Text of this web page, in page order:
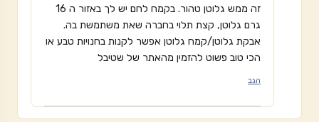
זה ממש גלוטן טהור. בקמח לחם יש לך באזור ה 16
גרם גלוטן, קצת תלוי בחברה שאת משתמשת בה.
אבקת גלוטן/קמח גלוטן אפשר לקנות בחנויות טבע או
הכי טוב פשוט להזמין מהאתר של שטיבל
הגב